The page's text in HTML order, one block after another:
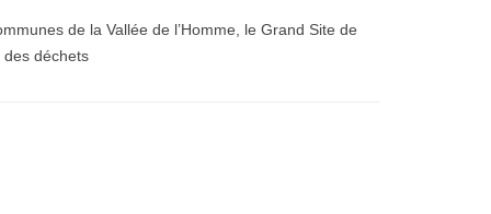
de la Vallée de l’Homme, le Grand Site de
des déchets